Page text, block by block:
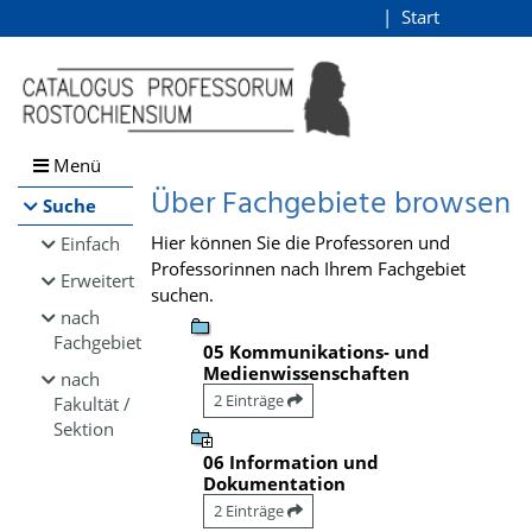
Browsen
direkt zum Inhalt
Start
Menü
Suche
Einfach
Erweitert
nach
Fachgebiet
nach
Fakultät /
Sektion
Über Fachgebiete browsen
Hier können Sie die Professoren und
Professorinnen nach Ihrem Fachgebiet
suchen.
05 Kommunikations- und
Medienwissenschaften
2 Einträge
06 Information und
Dokumentation
2 Einträge